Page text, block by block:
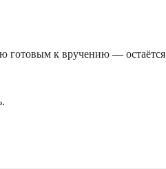
готовым к вручению — остаётся